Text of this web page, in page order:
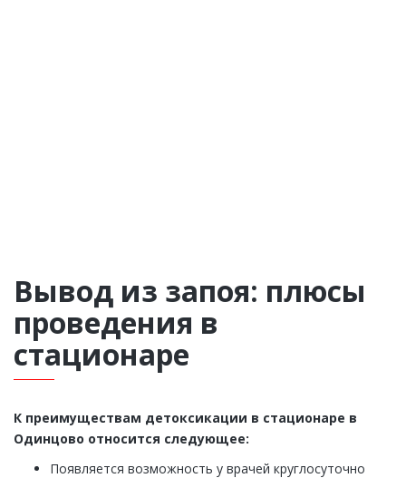
Вывод из запоя: плюсы
проведения в
стационаре
К преимуществам детоксикации в стационаре в
Одинцово относится следующее:
Появляется возможность у врачей круглосуточно